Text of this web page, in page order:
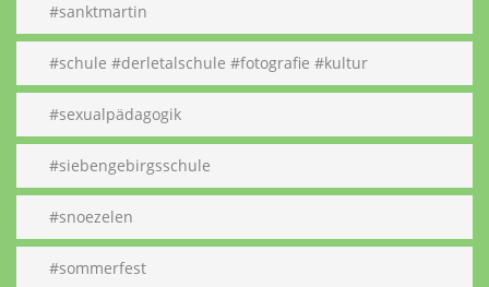
#sanktmartin
#schule #derletalschule #fotografie #kultur
#sexualpädagogik
#siebengebirgsschule
#snoezelen
#sommerfest